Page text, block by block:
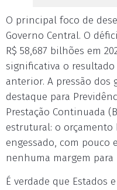
O principal foco de
Governo Central. O
R$ 58,687 bilhões em
significativa o
anterior. A pressão
destaque para
Prestação Continuada
estrutural: o orçamento
engessado, com pouco
nenhuma margem
É verdade que